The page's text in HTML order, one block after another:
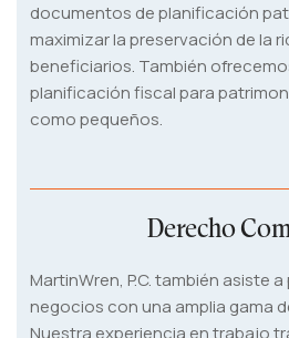
documentos de planificación
maximizar la preservación de la
beneficiarios. También
planificación fiscal para
como pequeños.
Derecho
MartinWren, P.C. también asiste
negocios con una amplia gama